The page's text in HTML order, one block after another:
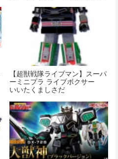
【超獣戦隊ライブマン】スーパ
ーミニプラ ライブボクサー
いいたくましさだ